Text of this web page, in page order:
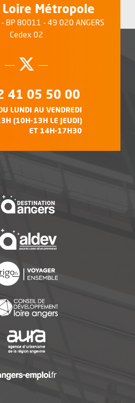
Métropole
BP 80011 - 49 020 ANGERS
Cedex 02
Suivez-nous
, Ouvre une
:
41 05 50 00
:
LUNDI AU VENDREDI
(10H-13H LE JEUDI)
ET 14H-17H30